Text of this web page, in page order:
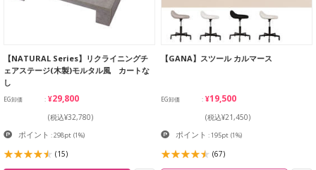
【NATURAL Series】リクライニングチ
ェアステージ(木製)モルタル風 カートな
し
EG卸価 ¥29,800
(税込¥32,780)
ポイント : 298pt (1%)
(15)
【GANA】スツール カルマース
EG卸価 ¥19,500
(税込¥21,450)
ポイント : 195pt (1%)
(67)